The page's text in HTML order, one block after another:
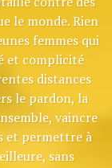
le monde. Rien
femmes qui
et complicité
distances
le pardon, la
vaincre
et permettre à
sans